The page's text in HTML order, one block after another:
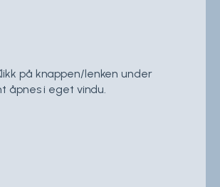
på knappen/lenken under
åpnes i eget vindu.